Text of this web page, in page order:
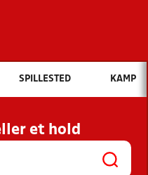
Hvad vil du søge efter?
OG NYHEDER
KLUBBER OG
SPILLESTED KAMP
et hold